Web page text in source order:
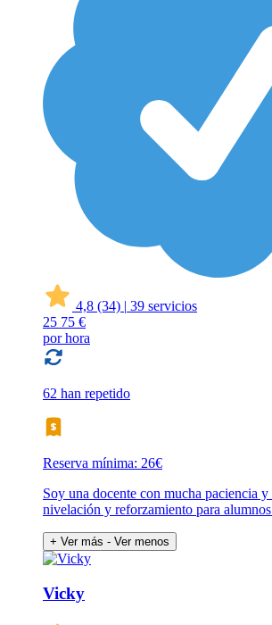
4,8 (34) | 39 servicios
25 75 €
por hora
62 han repetido
Reserva mínima: 26€
Soy una docente con mucha paciencia
nivelación y reforzamiento para alumnos
+ Ver más - Ver menos
Vicky